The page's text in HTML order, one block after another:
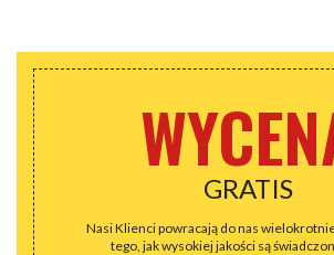
GRATIS
Nasi Klienci powracają do nas
tego, jak wysokiej jakości są